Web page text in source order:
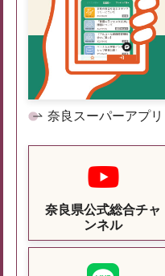
奈良スーパーアプリ
奈良県公式総合チャ
ンネル